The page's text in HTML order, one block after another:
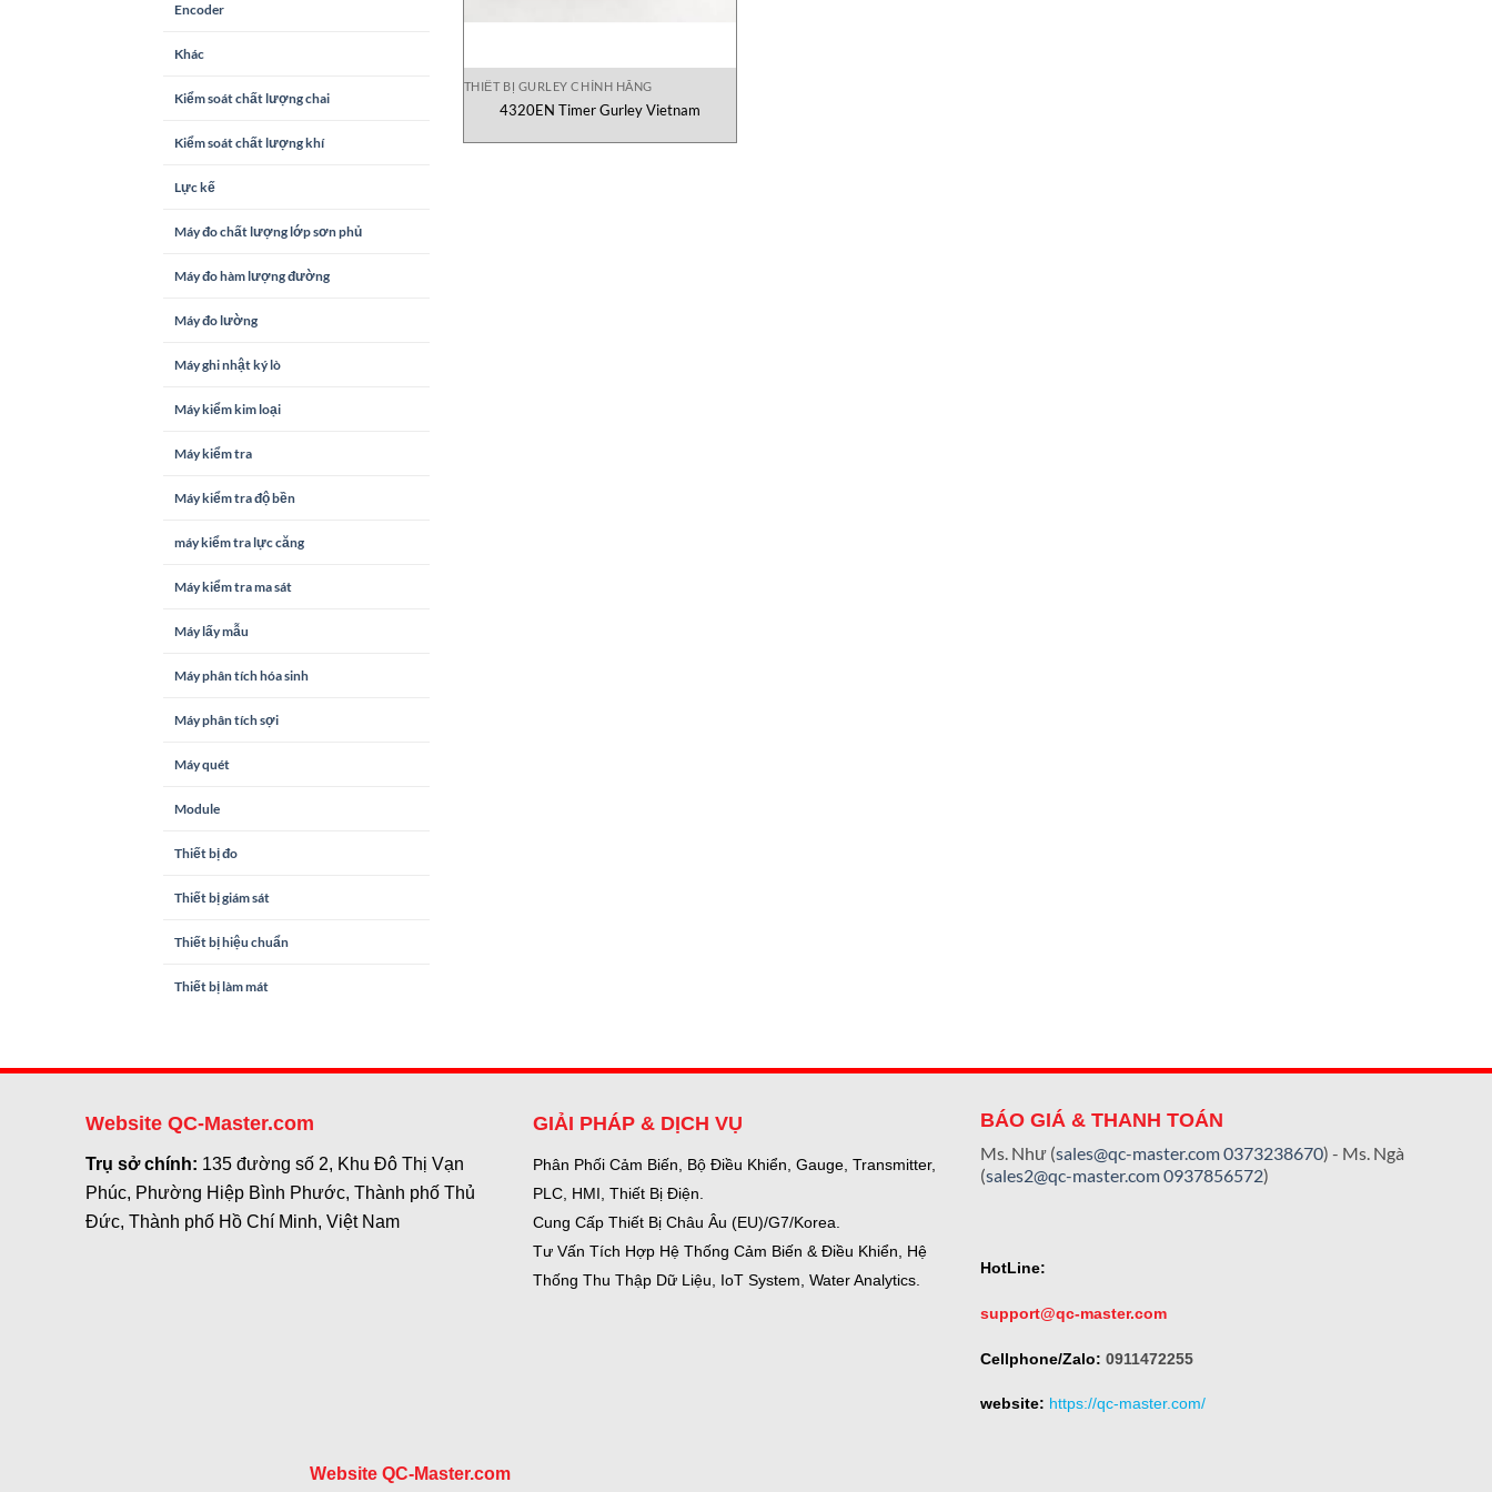
Encoder
Khác
Kiểm soát chất lượng chai
Kiểm soát chất lượng khí
Lực kế
Máy đo chất lượng lớp sơn phủ
Máy đo hàm lượng đường
Máy đo lường
Máy ghi nhật ký lò
Máy kiểm kim loại
Máy kiểm tra
Máy kiểm tra độ bền
máy kiểm tra lực căng
Máy kiểm tra ma sát
Máy lấy mẫu
Máy phân tích hóa sinh
Máy phân tích sợi
Máy quét
Module
Thiết bị đo
Thiết bị giám sát
Thiết bị hiệu chuẩn
Thiết bị làm mát
THIẾT BỊ GURLEY CHÍNH HÃNG
4320EN Timer Gurley Vietnam
Website QC-Master.com
Trụ sở chính: 135 đường số 2, Khu Đô Thị Vạn
Phúc, Phường Hiệp Bình Phước, Thành phố Thủ
Đức, Thành phố Hồ Chí Minh, Việt Nam
GIẢI PHÁP & DỊCH VỤ
Phân Phối Cảm Biến, Bộ Điều Khiển, Gauge, Transmitter,
PLC, HMI, Thiết Bị Điện.
Cung Cấp Thiết Bị Châu Âu (EU)/G7/Korea.
Tư Vấn Tích Hợp Hệ Thống Cảm Biến & Điều Khiển, Hệ
Thống Thu Thập Dữ Liệu, IoT System, Water Analytics.
BÁO GIÁ & THANH TOÁN
Ms. Như (sales@qc-master.com0373238670) - Ms. Ngà
(sales2@qc-master.com0937856572)
HotLine:
support@qc-master.com
Cellphone/Zalo: 0911472255
website: https://qc-master.com/
Website QC-Master.com